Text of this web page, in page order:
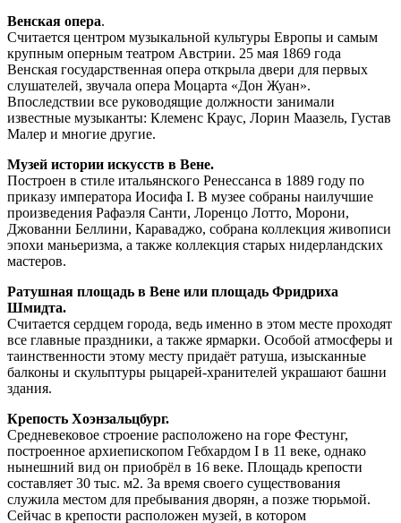
Венская опера.
Считается центром музыкальной культуры Европы и самым
крупным оперным театром Австрии. 25 мая 1869 года
Венская государственная опера открыла двери для первых
слушателей, звучала опера Моцарта «Дон Жуан».
Впоследствии все руководящие должности занимали
известные музыканты: Клеменс Краус, Лорин Маазель, Густав
Малер и многие другие.
Музей истории искусств в Вене.
Построен в стиле итальянского Ренессанса в 1889 году по
приказу императора Иосифа I. В музее собраны наилучшие
произведения Рафаэля Санти, Лоренцо Лотто, Морони,
Джованни Беллини, Караваджо, собрана коллекция живописи
эпохи маньеризма, а также коллекция старых нидерландских
мастеров.
Ратушная площадь в Вене или площадь Фридриха
Шмидта.
Считается сердцем города, ведь именно в этом месте проходят
все главные праздники, а также ярмарки. Особой атмосферы и
таинственности этому месту придаёт ратуша, изысканные
балконы и скульптуры рыцарей-хранителей украшают башни
здания.
Крепость Хоэнзальцбург.
Средневековое строение расположено на горе Фестунг,
построенное архиепископом Гебхардом I в 11 веке, однако
нынешний вид он приобрёл в 16 веке. Площадь крепости
составляет 30 тыс. м2. За время своего существования
служила местом для пребывания дворян, а позже тюрьмой.
Сейчас в крепости расположен музей, в котором